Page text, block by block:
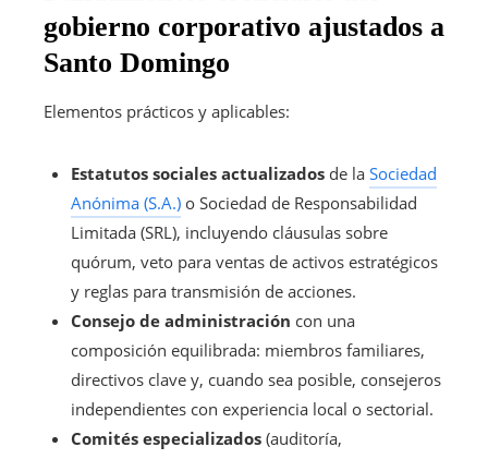
gobierno corporativo ajustados a
Santo Domingo
Elementos prácticos y aplicables:
Estatutos sociales actualizados de la Sociedad
Anónima (S.A.) o Sociedad de Responsabilidad
Limitada (SRL), incluyendo cláusulas sobre
quórum, veto para ventas de activos estratégicos
y reglas para transmisión de acciones.
Consejo de administración con una
composición equilibrada: miembros familiares,
directivos clave y, cuando sea posible, consejeros
independientes con experiencia local o sectorial.
Comités especializados (auditoría,